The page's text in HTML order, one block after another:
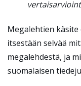
Megalehtien
itsestään selvää
megalehdestä, ja
suomalaisen